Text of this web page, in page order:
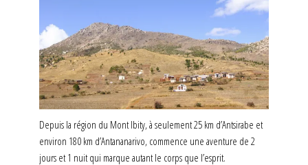
Depuis la région du Mont Ibity, à seulement 25 km d’Antsirabe et
environ 180 km d’Antananarivo, commence une aventure de 2
jours et 1 nuit qui marque autant le corps que l’esprit.